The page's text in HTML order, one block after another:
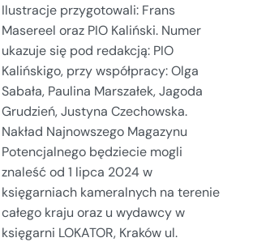
Ilustracje przygotowali: Frans
Masereel oraz PIO Kaliński. Numer
ukazuje się pod redakcją: PIO
Kalińskigo, przy współpracy: Olga
Sabała, Paulina Marszałek, Jagoda
Grudzień, Justyna Czechowska.
Nakład Najnowszego Magazynu
Potencjalnego będziecie mogli
znaleść od 1 lipca 2024 w
księgarniach kameralnych na terenie
całego kraju oraz u wydawcy w
księgarni LOKATOR, Kraków ul.